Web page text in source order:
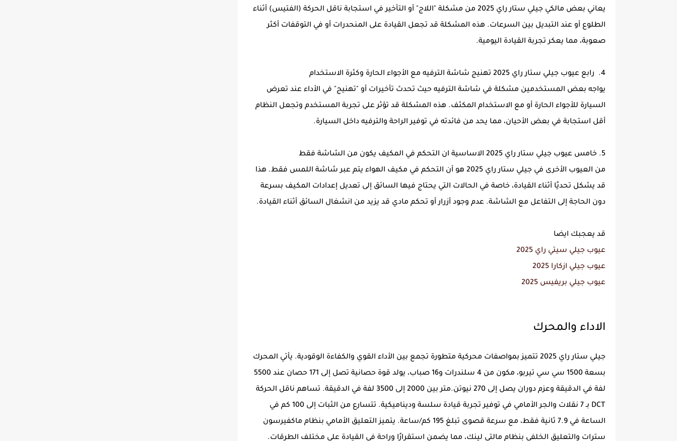
يعاني بعض مالكي جيلي ستار راي 2025 من مشكلة "اللاج" أو التأخير في استجابة ناقل الحركة (الفتيس) أثناء
الطلوع أو عند التبديل بين السرعات. هذه المشكلة قد تجعل القيادة على المنحدرات أو في التوقفات أكثر
صعوبة، مما يعكر تجربة القيادة اليومية.
4. رابع عيوب جيلي ستار راي 2025 تهنيج شاشة الترفيه مع الأجواء الحارة وكثرة الاستخدام
يواجه بعض المستخدمين مشكلة في شاشة الترفيه حيث تحدث تأخيرات أو "تهنيج" في الأداء عند تعرض
السيارة للأجواء الحارة أو مع الاستخدام المكثف. هذه المشكلة قد تؤثر على تجربة المستخدم وتجعل النظام
أقل استجابة في بعض الأحيان، مما يحد من فائدته في توفير الراحة والترفيه داخل السيارة.
5. خامس عيوب جيلي ستار راي 2025 الاساسية ان التحكم في المكيف يكون من الشاشة فقط
من العيوب الأخرى في جيلي ستار راي 2025 هو أن التحكم في مكيف الهواء يتم عبر شاشة اللمس فقط. هذا
قد يشكل تحديًا أثناء القيادة، خاصة في الحالات التي يحتاج فيها السائق إلى تعديل إعدادات المكيف بسرعة
دون الحاجة إلى التفاعل مع الشاشة. عدم وجود أزرار أو تحكم مادي قد يزيد من انشغال السائق أثناء القيادة.
قد يعجبك ايضا
عيوب جيلي سيتي راي 2025
عيوب جيلي ازكارا 2025
عيوب جيلي بريفيس 2025
الاداء والمحرك
جيلي ستار راي 2025 تتميز بمواصفات محركية متطورة تجمع بين الأداء القوي والكفاءة الوقودية. يأتي المحرك
بسعة 1500 سي سي تيربو، مكون من 4 سلندرات و16 صباب، يولد قوة حصانية تصل إلى 171 حصان عند 5500
لفة في الدقيقة وعزم دوران يصل إلى 270 نيوتن.متر بين 2000 إلى 3500 لفة في الدقيقة. تساهم ناقل الحركة
DCT بـ 7 نقلات والجر الأمامي في توفير تجربة قيادة سلسة وديناميكية. تتسارع من الثبات إلى 100 كم في
الساعة في 7.9 ثانية فقط، مع سرعة قصوى تبلغ 195 كم/ساعة. يتميز التعليق الأمامي بنظام ماكفيرسون
سترات والتعليق الخلفي بنظام مالتي لينك، مما يضمن استقرارًا وراحة في القيادة على مختلف الطرقات.